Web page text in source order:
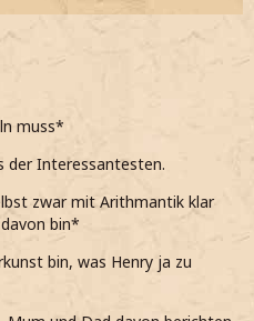
muss*
der Interessantesten.
zwar mit Arithmantik klar
bin*
bin, was Henry ja zu